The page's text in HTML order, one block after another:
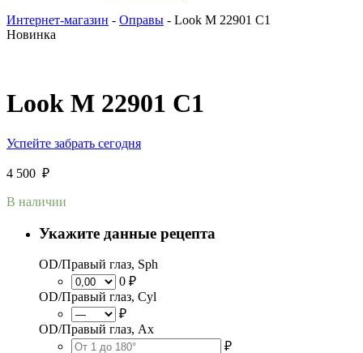
Интернет-магазин - Оправы - Look M 22901 C1
Новинка
Look M 22901 C1
Успейте забрать сегодня
4 500 ₽
В наличии
Укажите данные рецепта
OD/Правый глаз, Sph
0 ₽
OD/Правый глаз, Cyl
₽
OD/Правый глаз, Ax
₽